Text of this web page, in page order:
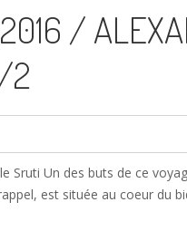
/
2
Sruti Un des buts de ce
est située au coeur du